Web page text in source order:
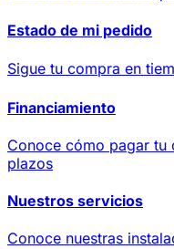
Estado de mi pedido
Sigue tu compra en
Financiamiento
Conoce cómo pagar
plazos
Nuestros servicios
Conoce nuestras